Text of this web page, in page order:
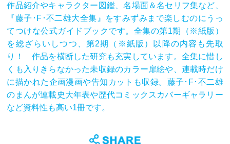
作品紹介やキャラクター図鑑、名場面＆名セリフ集など、
『藤子･F･不二雄大全集』をすみずみまで楽しむのにうっ
てつけな公式ガイドブックです。全集の第1期（※紙版）
を総ざらいしつつ、第2期（※紙版）以降の内容も先取
り！ 作品を横断した研究も充実しています。全集に惜し
くも入りきらなかった未収録のカラー扉絵や、連載時だけ
に描かれた企画漫画や告知カットも収録。藤子･F･不二雄
のまんが連載史大年表や歴代コミックスカバーギャラリー
など資料性も高い1冊です。